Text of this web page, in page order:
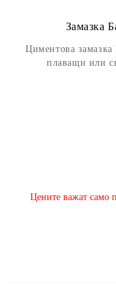
Замазка
Циментова
плаващи или
​Цените важат само